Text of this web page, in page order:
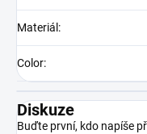
Materiál :
Color:
Diskuze
Buďte první, kdo napíše